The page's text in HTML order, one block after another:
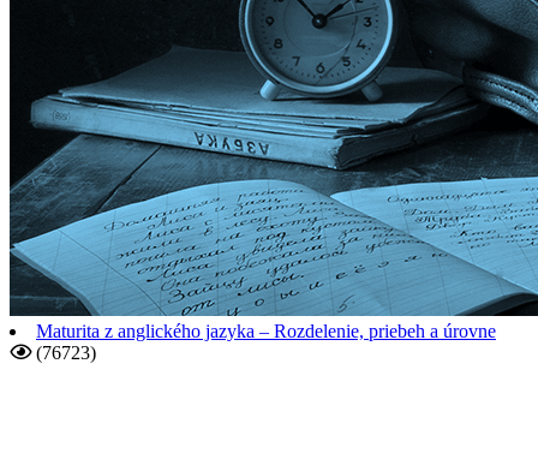
Maturita z anglického jazyka – Rozdelenie, priebeh a úrovne
(76723)